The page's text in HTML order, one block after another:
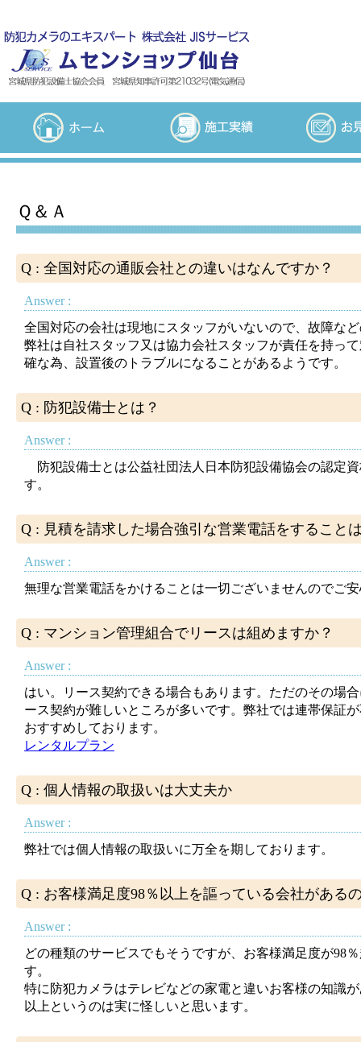
Ｑ＆Ａ
Q : 全国対応の通販会社との違いはなんですか？
Answer :
全国対応の会社は現地にスタッフがいないので、故障な
弊社は自社スタッフ又は協力会社スタッフが責任を持っ
確な為、設置後のトラブルになることがあるようです。
Q : 防犯設備士とは？
Answer :
防犯設備士とは公益社団法人日本防犯設備協会の認定
す。
Q : 見積を請求した場合強引な営業電話をすること
Answer :
無理な営業電話をかけることは一切ございませんのでご
Q : マンション管理組合でリースは組めますか？
Answer :
はい。リース契約できる場合もあります。ただのその場
ース契約が難しいところが多いです。弊社では連帯保証
おすすめしております。
レンタルプラン
Q : 個人情報の取扱いは大丈夫か
Answer :
弊社では個人情報の取扱いに万全を期しております。
Q : お客様満足度98％以上を謳っている会社がある
Answer :
どの種類のサービスでもそうですが、お客様満足度が98
す。
特に防犯カメラはテレビなどの家電と違いお客様の知識
以上というのは実に怪しいと思います。